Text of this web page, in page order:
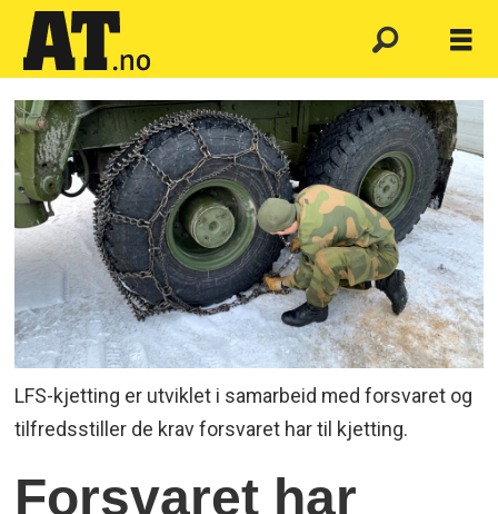
LFS-kjetting er utviklet i samarbeid med forsvaret og
tilfredsstiller de krav forsvaret har til kjetting.
Forsvaret har